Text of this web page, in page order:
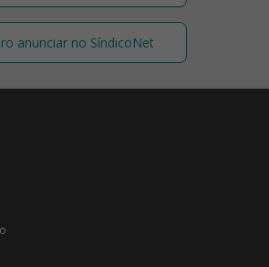
anunciar no SíndicoNet